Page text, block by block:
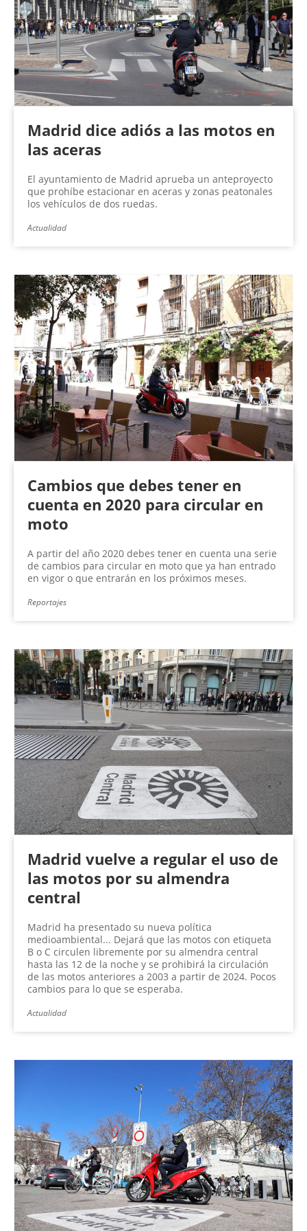
Madrid dice adiós a las motos en
las aceras
El ayuntamiento de Madrid aprueba un anteproyecto
que prohíbe estacionar en aceras y zonas peatonales
los vehículos de dos ruedas.
Actualidad
Cambios que debes tener en
cuenta en 2020 para circular en
moto
A partir del año 2020 debes tener en cuenta una serie
de cambios para circular en moto que ya han entrado
en vigor o que entrarán en los próximos meses.
Reportajes
Madrid vuelve a regular el uso de
las motos por su almendra
central
Madrid ha presentado su nueva política
medioambiental... Dejará que las motos con etiqueta
B o C circulen libremente por su almendra central
hasta las 12 de la noche y se prohibirá la circulación
de las motos anteriores a 2003 a partir de 2024. Pocos
cambios para lo que se esperaba.
Actualidad